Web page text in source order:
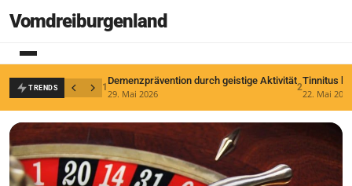
Vomdreiburgenland
TRENDS 1
Demenzprävention durch geistige Aktivität
29. Mai 2026
2
Tinnitus
22. Mai 2026